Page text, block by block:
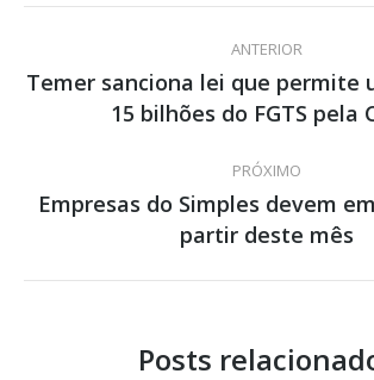
Navegação
de
post:
ANTERIOR
Post
anterior:
Temer sanciona lei que permite
15 bilhões do FGTS pela
PRÓXIMO
Próximo
post:
Empresas do Simples devem
partir deste mês
Posts